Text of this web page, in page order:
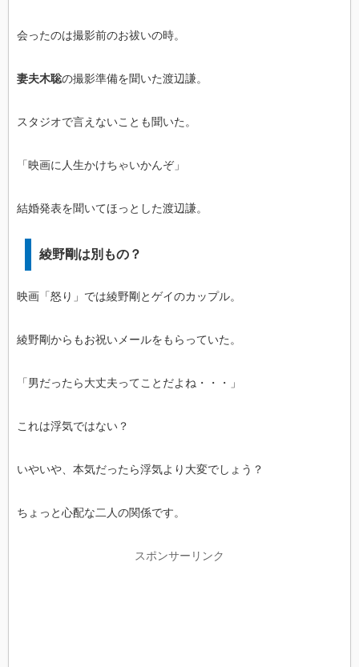
会ったのは撮影前のお祓いの時。
妻夫木聡の撮影準備を聞いた渡辺謙。
スタジオで言えないことも聞いた。
「映画に人生かけちゃいかんぞ」
結婚発表を聞いてほっとした渡辺謙。
綾野剛は別もの？
映画「怒り」では綾野剛とゲイのカップル。
綾野剛からもお祝いメールをもらっていた。
「男だったら大丈夫ってことだよね・・・」
これは浮気ではない？
いやいや、本気だったら浮気より大変でしょう？
ちょっと心配な二人の関係です。
スポンサーリンク